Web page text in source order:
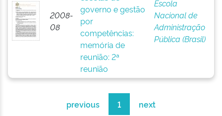
2008-
08
governo e gestão
por
competências:
memória de
reunião: 2ª
reunião
Escola
Nacional de
Administração
Pública (Brasil)
previous 1 next